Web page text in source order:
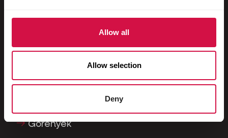
Allow all
Allow selection
Deny
Versenygalambok
Díszgalambok
Kisemlősök
Görények